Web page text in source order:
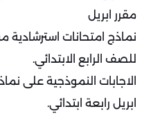
مقرر ابريل
نماذج امتحانات استرشادية
للصف الرابع الابتدائي.
الاجابات النموذجية على
ابريل رابعة ابتدائي.